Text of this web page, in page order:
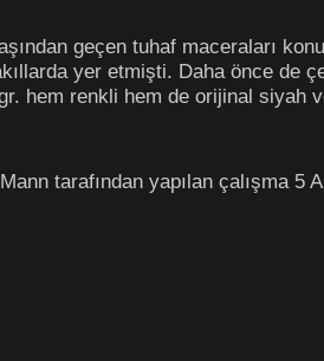
geçen tuhaf maceraları
yer etmişti. Daha önce de
hem renkli hem de orijinal siyah
tarafından yapılan çalışma 5